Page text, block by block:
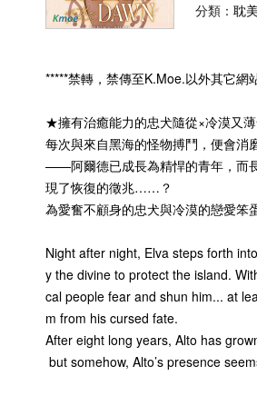
分類： 耽美
*****禁轉，禁傳至K.Moe.以外其它網
★擁有治癒能力的忠犬隨從×冷漠又薄
每次與來自黑海的怪物搏鬥，便會消
——阿爾德已成長為精悍的青年，而
現了恢復的徵兆……？
為愛奮不顧身的忠犬與冷漠的戀愛笨
Night after night, Elva steps forth
y the divine to protect the island.
cal people fear and shun him... at
m from his cursed fate.
After eight long years, Alto has
but somehow, Alto’s presence